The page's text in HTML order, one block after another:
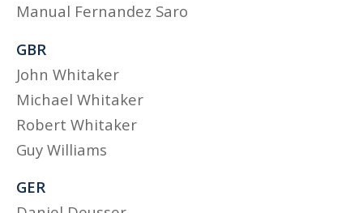
Manual Fernandez Saro
GBR
John Whitaker
Michael Whitaker
Robert Whitaker
Guy Williams
GER